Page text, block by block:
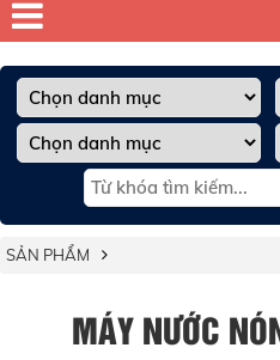
SẢN PHẨM
MÁY NƯỚC